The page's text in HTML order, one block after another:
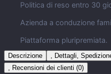
Politica di reso entro 30
Azienda a conduzione
Piattaforma pluripremiata.
Descrizione , Dettagli,
, Recensioni dei clienti (0)